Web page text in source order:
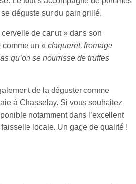
déguste sur du pain grillé.
de canut » dans son
comme un «claqueret, fromage
qu’on se nourrisse de truffes
de la déguster comme
à Chasselay. Si vous souhaitez
notamment dans l’excellent
locale. Un gage de qualité !